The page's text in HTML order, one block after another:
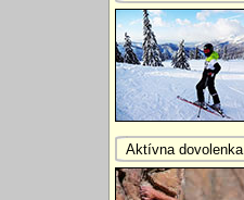
Aktívna dovolenka